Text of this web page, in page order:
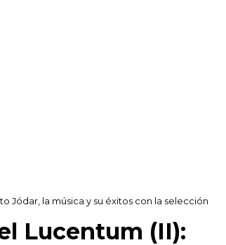
Jódar, la música y su éxitos con la selección
Lucentum (II):